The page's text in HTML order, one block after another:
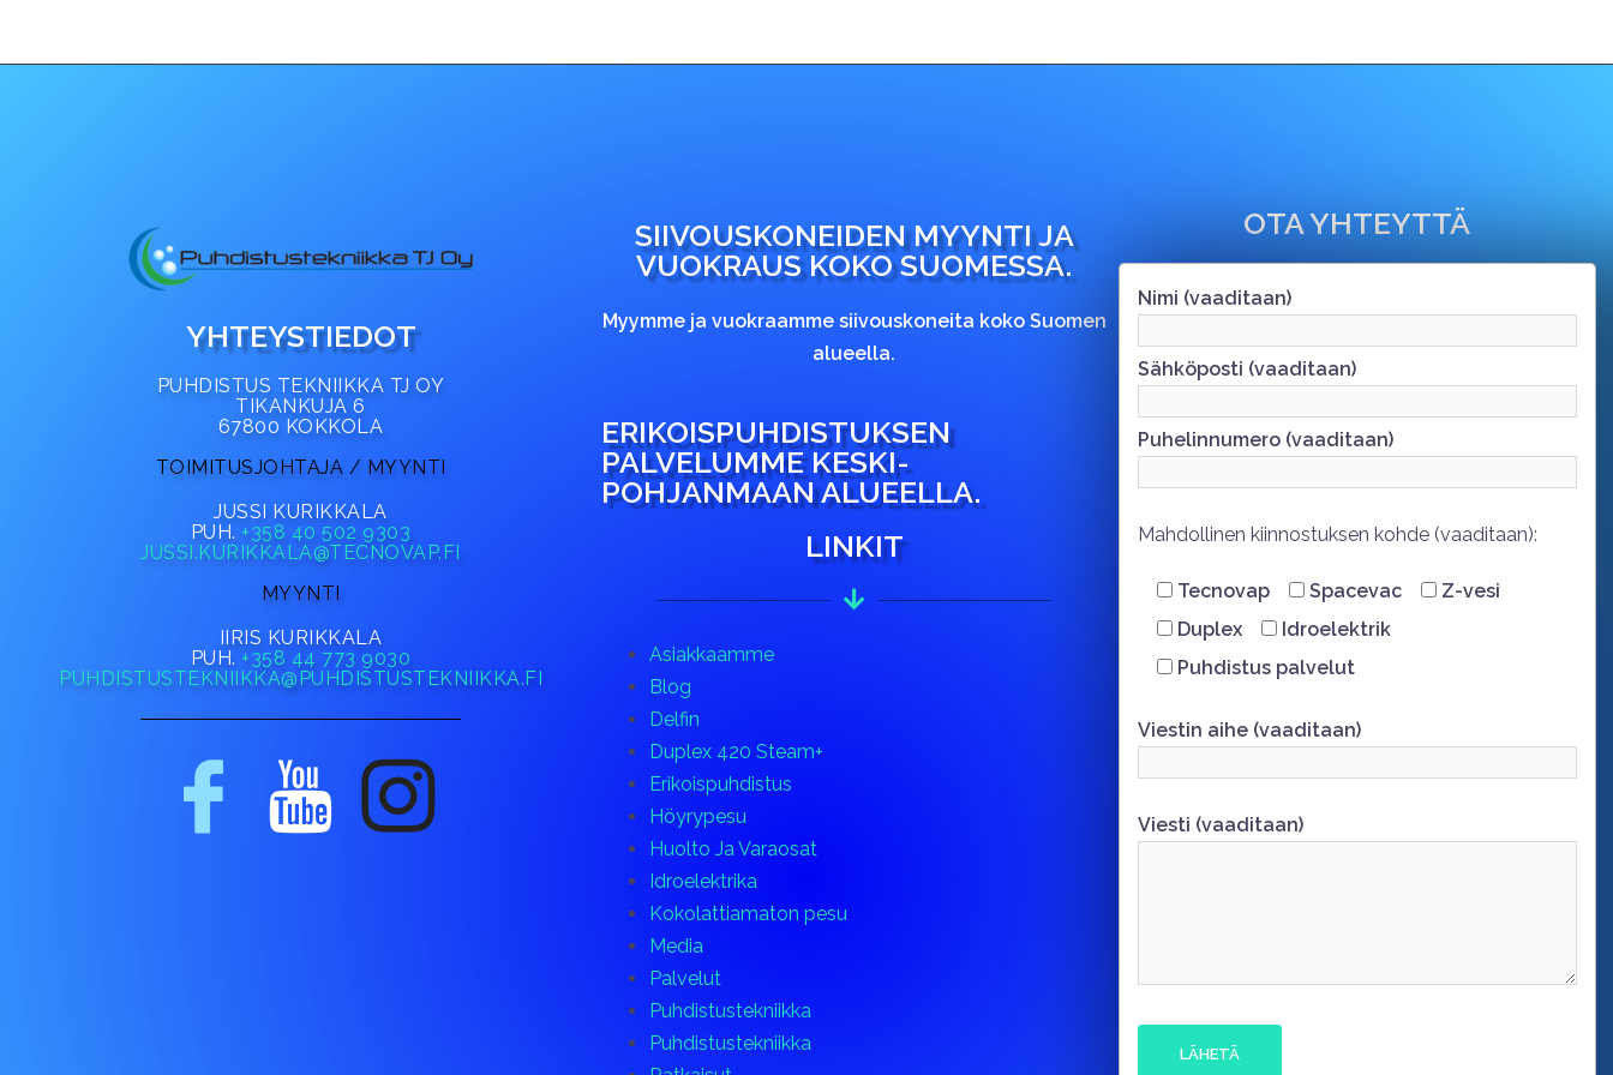
YHTEYSTIEDOT
PUHDISTUS TEKNIIKKA TJ OY
TIKANKUJA 6
67800 KOKKOLA
TOIMITUSJOHTAJA / MYYNTI
JUSSI KURIKKALA
PUH. +358 40 502 9303
JUSSI.KURIKKALA@TECNOVAP.FI
MYYNTI
IIRIS KURIKKALA
PUH. +358 44 773 9030
PUHDISTUSTEKNIIKKA@PUHDISTUSTEKNIIKKA.FI
SIIVOUSKONEIDEN MYYNTI JA
VUOKRAUS KOKO SUOMESSA.
Myymme ja vuokraamme siivouskoneita koko Suomen
alueella.
ERIKOISPUHDISTUKSEN
PALVELUMME KESKI-
POHJANMAAN ALUEELLA.
LINKIT
Asiakkaamme
Blog
Delfin
Duplex 420 Steam+
Erikoispuhdistus
Höyrypesu
Huolto Ja Varaosat
Idroelektrika
Kokolattiamaton pesu
Media
Palvelut
Puhdistustekniikka
Puhdistustekniikka
OTA YHTEYTTÄ
Nimi (vaaditaan)
Sähköposti (vaaditaan)
Puhelinnumero (vaaditaan)
Mahdollinen kiinnostuksen kohde (vaaditaan):
Tecnovap Spacevac
Z-vesi
Duplex
Idroelektrik
Puhdistus palvelut
Viestin aihe (vaaditaan)
Viesti (vaaditaan)